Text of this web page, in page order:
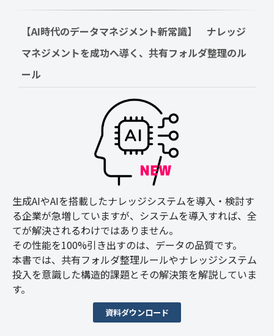
【AI時代のデータマネジメント新常識】　ナレッジ
マネジメントを成功へ導く、共有フォルダ整理のル
ール
生成AIやAIを搭載したナレッジシステムを導入・検討す
る企業が急増していますが、システムを導入すれば、全
てが解決されるわけではありません。
その性能を100%引き出すのは、データの品質です。
本書では、共有フォルダ整理ルールやナレッジシステム
投入を意識した構造的課題とその解決策を解説していま
す。
資料ダウンロード